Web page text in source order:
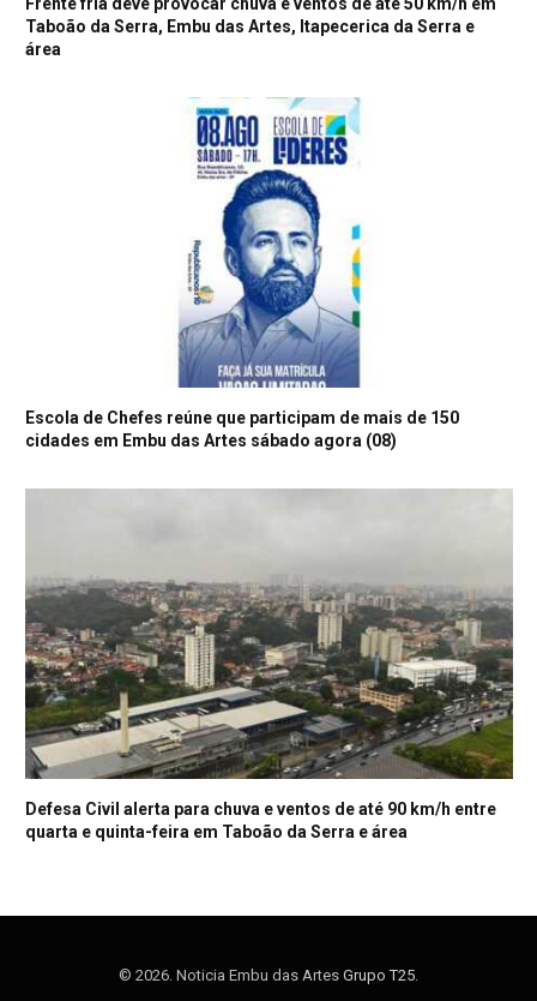
Taboão da Serra, Embu das Artes, Itapecerica da Serra e
área
Escola de Chefes reúne que participam de mais de 150
cidades em Embu das Artes sábado agora (08)
Defesa Civil alerta para chuva e ventos de até 90 km/h entre
quarta e quinta-feira em Taboão da Serra e área
© 2026. Noticia Embu das Artes Grupo T25.